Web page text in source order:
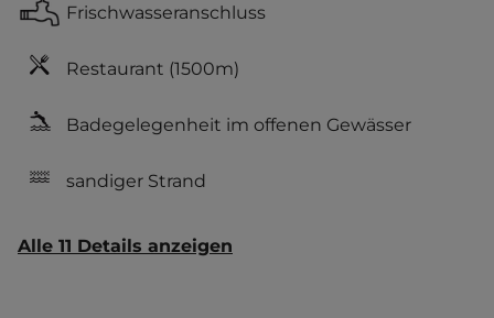
Frischwasseranschluss
Restaurant (1500m)
Badegelegenheit im offenen Gewässer
sandiger Strand
Alle 11 Details anzeigen